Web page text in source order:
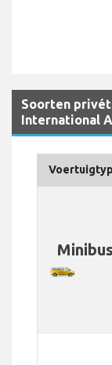
Soorten
International
Minibus